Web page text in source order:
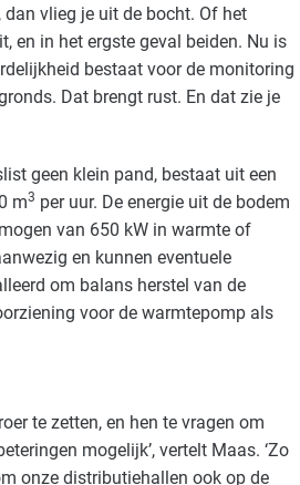
vlieg je uit de bocht. Of het
en in het ergste geval beiden. Nu is
bestaat voor de monitoring
Dat brengt rust. En dat zie je
geen klein pand, bestaat uit een
m3 per uur. De energie uit de bodem
van 650 kW in warmte of
en kunnen eventuele
om balans herstel van de
voor de warmtepomp als
te zetten, en hen te vragen om
mogelijk’, vertelt Maas. ‘Zo
onze distributiehallen ook op de